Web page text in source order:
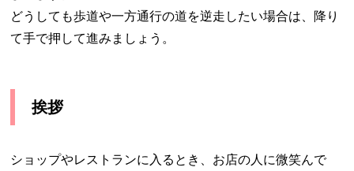
どうしても歩道や一方通行の道を逆走したい場合は、降り
て手で押して進みましょう。
挨拶
ショップやレストランに入るとき、お店の人に微笑んで